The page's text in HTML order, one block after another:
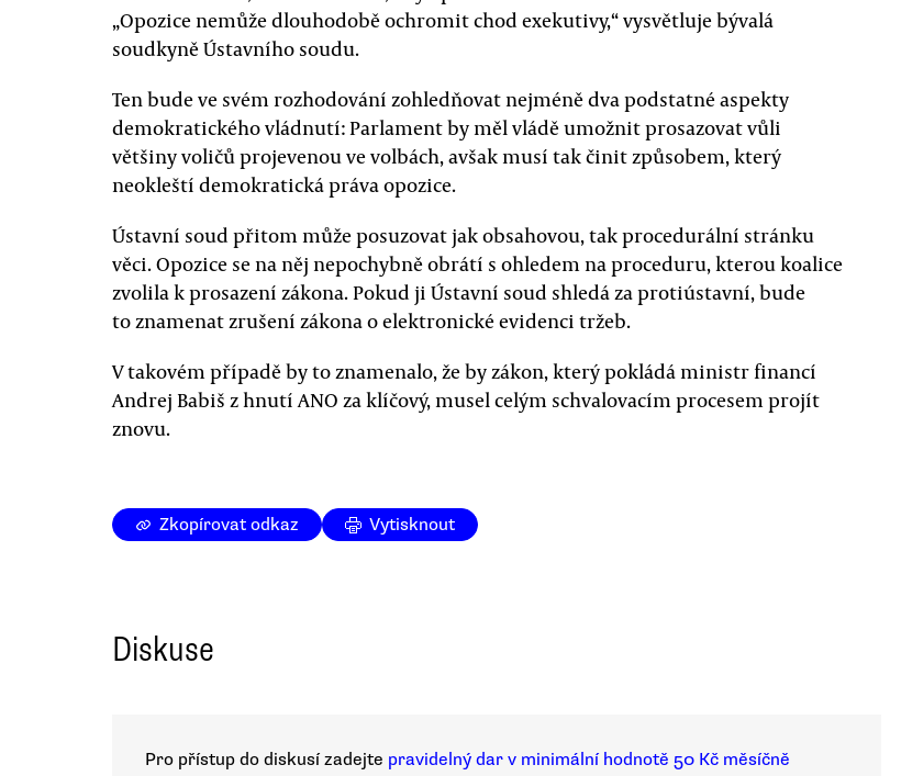
„Opozice nemůže dlouhodobě ochromit chod exekutivy,“ vysvětluje bývalá
soudkyně Ústavního soudu.
Ten bude ve svém rozhodování zohledňovat nejméně dva podstatné aspekty
demokratického vládnutí: Parlament by měl vládě umožnit prosazovat vůli
většiny voličů projevenou ve volbách, avšak musí tak činit způsobem, který
neokleští demokratická práva opozice.
Ústavní soud přitom může posuzovat jak obsahovou, tak procedurální stránku
věci. Opozice se na něj nepochybně obrátí s ohledem na proceduru, kterou koalice
zvolila k prosazení zákona. Pokud ji Ústavní soud shledá za protiústavní, bude
to znamenat zrušení zákona o elektronické evidenci tržeb.
V takovém případě by to znamenalo, že by zákon, který pokládá ministr financí
Andrej Babiš z hnutí ANO za klíčový, musel celým schvalovacím procesem projít
znovu.
Zkopírovat odkaz Vytisknout
Diskuse
Pro přístup do diskusí zadejte pravidelný dar v minimální hodnotě 50 Kč měsíčně